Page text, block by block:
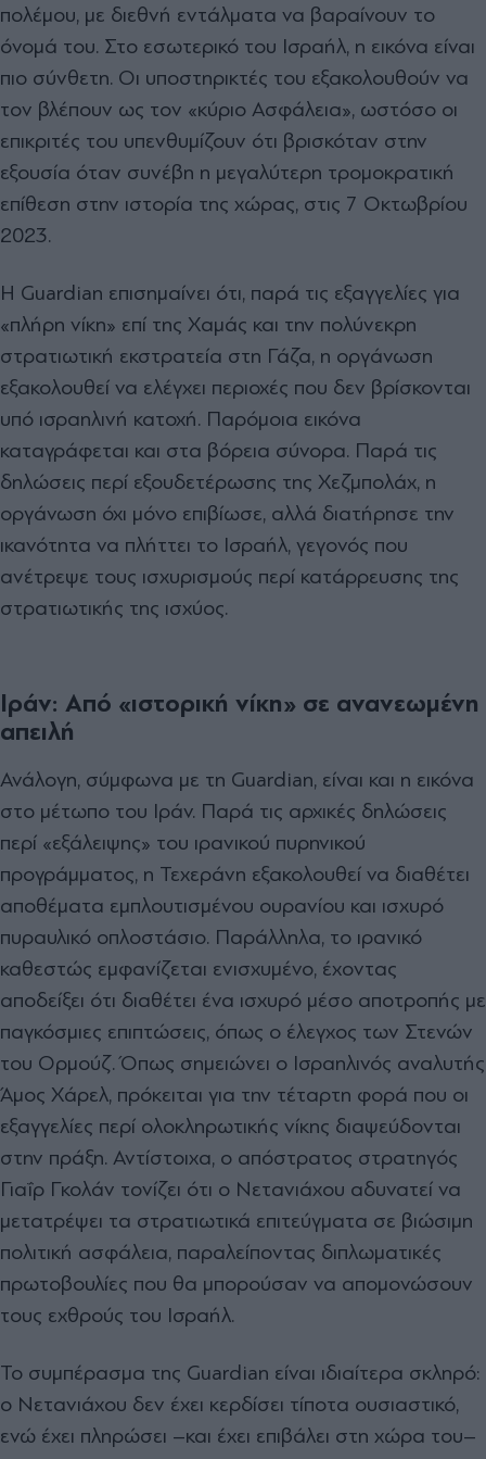
πολέμου, με διεθνή εντάλματα να βαραίνουν το
όνομά του. Στο εσωτερικό του Ισραήλ, η εικόνα είναι
πιο σύνθετη. Οι υποστηρικτές του εξακολουθούν να
τον βλέπουν ως τον «κύριο Ασφάλεια», ωστόσο οι
επικριτές του υπενθυμίζουν ότι βρισκόταν στην
εξουσία όταν συνέβη η μεγαλύτερη τρομοκρατική
επίθεση στην ιστορία της χώρας, στις 7 Οκτωβρίου
2023.
Η Guardian επισημαίνει ότι, παρά τις εξαγγελίες για
«πλήρη νίκη» επί της Χαμάς και την πολύνεκρη
στρατιωτική εκστρατεία στη Γάζα, η οργάνωση
εξακολουθεί να ελέγχει περιοχές που δεν βρίσκονται
υπό ισραηλινή κατοχή. Παρόμοια εικόνα
καταγράφεται και στα βόρεια σύνορα. Παρά τις
δηλώσεις περί εξουδετέρωσης της Χεζμπολάχ, η
οργάνωση όχι μόνο επιβίωσε, αλλά διατήρησε την
ικανότητα να πλήττει το Ισραήλ, γεγονός που
ανέτρεψε τους ισχυρισμούς περί κατάρρευσης της
στρατιωτικής της ισχύος.
Ιράν: Από «ιστορική νίκη» σε ανανεωμένη
απειλή
Ανάλογη, σύμφωνα με τη Guardian, είναι και η εικόνα
στο μέτωπο του Ιράν. Παρά τις αρχικές δηλώσεις
περί «εξάλειψης» του ιρανικού πυρηνικού
προγράμματος, η Τεχεράνη εξακολουθεί να διαθέτει
αποθέματα εμπλουτισμένου ουρανίου και ισχυρό
πυραυλικό οπλοστάσιο. Παράλληλα, το ιρανικό
καθεστώς εμφανίζεται ενισχυμένο, έχοντας
αποδείξει ότι διαθέτει ένα ισχυρό μέσο αποτροπής με
παγκόσμιες επιπτώσεις, όπως ο έλεγχος των Στενών
του Ορμούζ. Όπως σημειώνει ο Ισραηλινός αναλυτής
Άμος Χάρελ, πρόκειται για την τέταρτη φορά που οι
εξαγγελίες περί ολοκληρωτικής νίκης διαψεύδονται
στην πράξη. Αντίστοιχα, ο απόστρατος στρατηγός
Γιαΐρ Γκολάν τονίζει ότι ο Νετανιάχου αδυνατεί να
μετατρέψει τα στρατιωτικά επιτεύγματα σε βιώσιμη
πολιτική ασφάλεια, παραλείποντας διπλωματικές
πρωτοβουλίες που θα μπορούσαν να απομονώσουν
τους εχθρούς του Ισραήλ.
Το συμπέρασμα της Guardian είναι ιδιαίτερα σκληρό:
ο Νετανιάχου δεν έχει κερδίσει τίποτα ουσιαστικό,
ενώ έχει πληρώσει –και έχει επιβάλει στη χώρα του–